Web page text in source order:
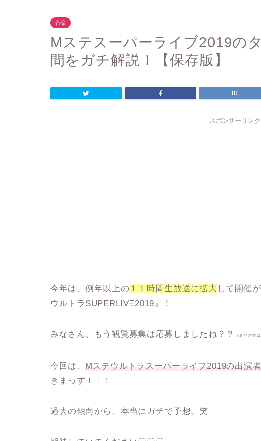
音楽
Mステスーパーライブ2019の
間をガチ解説！【保存版】
スポンサーリンク
今年は、例年以上の １１時間生放送に拡大 して開催
ウルトラSUPERLIVE2019』
！
みなさん、もう観覧募集は応募しましたね？？ （まだの方は
今回は、 Mステウルトラスーパーライブ2019の出演
きまっす！！！
過去の傾向から、本当にガチで予想。笑